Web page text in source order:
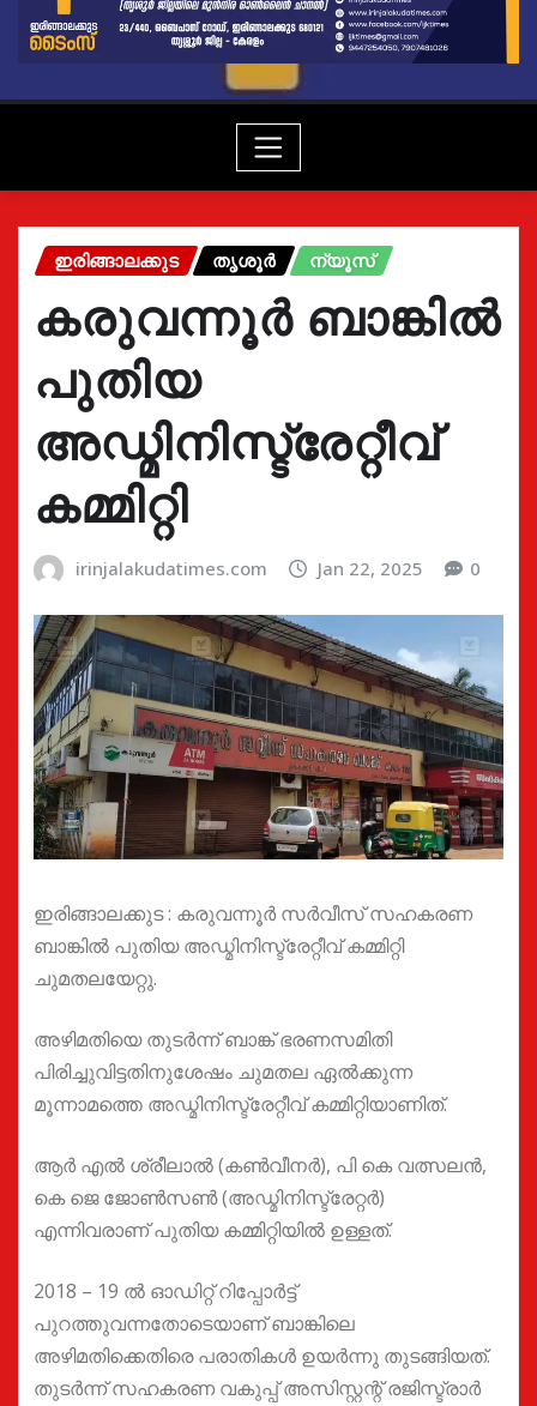
ഇരിങ്ങാലക്കുട തൃശൂർ ന്യൂസ്
കരുവന്നൂർ ബാങ്കിൽ
പുതിയ
അഡ്മിനിസ്ട്രേറ്റീവ്
കമ്മിറ്റി
irinjalakudatimes.com Jan 22, 2025 0
ഇരിങ്ങാലക്കുട : കരുവന്നൂർ സർവീസ് സഹകരണ
ബാങ്കിൽ പുതിയ അഡ്മിനിസ്ട്രേറ്റീവ് കമ്മിറ്റി
ചുമതലയേറ്റു.
അഴിമതിയെ തുടർന്ന് ബാങ്ക് ഭരണസമിതി
പിരിച്ചുവിട്ടതിനുശേഷം ചുമതല ഏൽക്കുന്ന
മൂന്നാമത്തെ അഡ്മിനിസ്ട്രേറ്റീവ് കമ്മിറ്റിയാണിത്.
ആർ എൽ ശ്രീലാൽ (കൺവീനർ), പി കെ വത്സലൻ,
കെ ജെ ജോൺസൺ (അഡ്മിനിസ്ട്രേറ്റർ)
എന്നിവരാണ് പുതിയ കമ്മിറ്റിയിൽ ഉള്ളത്.
2018 – 19 ൽ ഓഡിറ്റ് റിപ്പോർട്ട്
പുറത്തുവന്നതോടെയാണ് ബാങ്കിലെ
അഴിമതിക്കെതിരെ പരാതികൾ ഉയർന്നു തുടങ്ങിയത്.
തുടർന്ന് സഹകരണ വകുപ്പ് അസിസ്റ്റന്റ് രജിസ്ട്രാർ